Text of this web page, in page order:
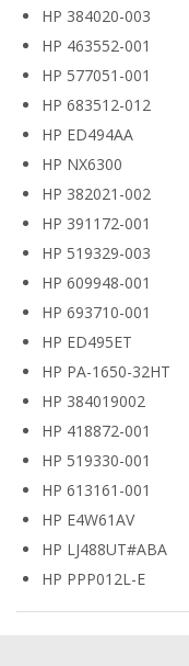
HP 384020-003
HP 463552-001
HP 577051-001
HP 683512-012
HP ED494AA
HP NX6300
HP 382021-002
HP 391172-001
HP 519329-003
HP 609948-001
HP 693710-001
HP ED495ET
HP PA-1650-32HT
HP 384019002
HP 418872-001
HP 519330-001
HP 613161-001
HP E4W61AV
HP LJ488UT#ABA
HP PPP012L-E